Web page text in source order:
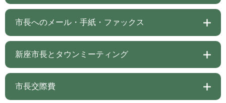
市長へのメール・手紙・ファックス
新座市長とタウンミーティング
市長交際費